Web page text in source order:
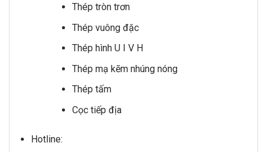
Thép tròn trơn
Thép vuông đặc
Thép hình U I V H
Thép mạ kẽm nhúng nóng
Thép tấm
Cọc tiếp địa
Hotline: